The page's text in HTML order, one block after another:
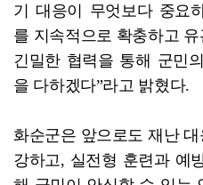
기 대응이 무엇보다 중요
를 지속적으로 확충하고
긴밀한 협력을 통해 군민
을 다하겠다”라고 밝혔다.
화순군은 앞으로도 재난
강하고, 실전형 훈련과 예